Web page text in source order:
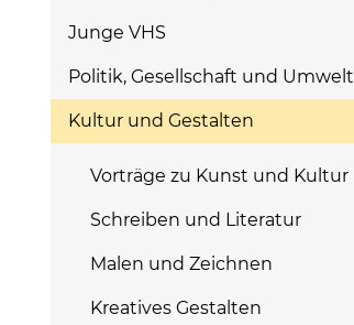
Junge VHS
Politik, Gesellschaft und Umwelt
Kultur und Gestalten
Vorträge zu Kunst und Kultur
Schreiben und Literatur
Malen und Zeichnen
Kreatives Gestalten